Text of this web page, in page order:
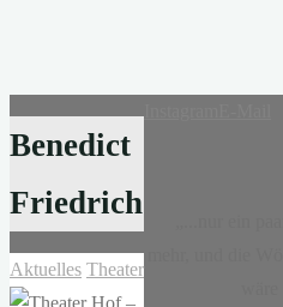
Benedict
Friedrich
Aktuelles Theater